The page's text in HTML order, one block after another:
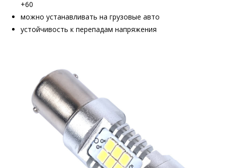
+60
можно устанавливать на грузовые авто
устойчивость к перепадам напряжения